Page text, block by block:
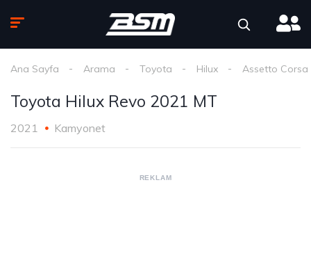
Ana Sayfa Arama Toyota Hilux Assetto Corsa
Toyota Hilux Revo 2021 MT
2021 Kamyonet
REKLAM